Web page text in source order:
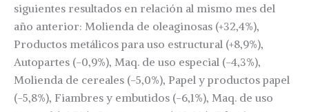
siguientes resultados en relación al mismo mes del
año anterior: Molienda de oleaginosas (+32,4%),
Productos metálicos para uso estructural (+8,9%),
Autopartes (-0,9%), Maq. de uso especial (-4,3%),
Molienda de cereales (-5,0%), Papel y productos papel
(-5,8%), Fiambres y embutidos (-6,1%), Maq. de uso